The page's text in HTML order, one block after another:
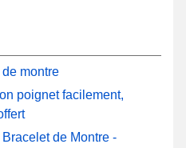
montre
poignet facilement,
de Montre -